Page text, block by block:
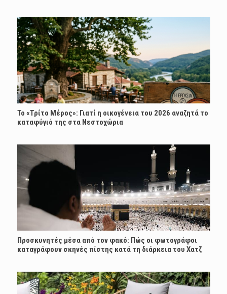
Το «Τρίτο Μέρος»: Γιατί η οικογένεια του 2026 αναζητά το
καταφύγιό της στα Νεστοχώρια
Προσκυνητές μέσα από τον φακό: Πώς οι φωτογράφοι
καταγράφουν σκηνές πίστης κατά τη διάρκεια του Χατζ